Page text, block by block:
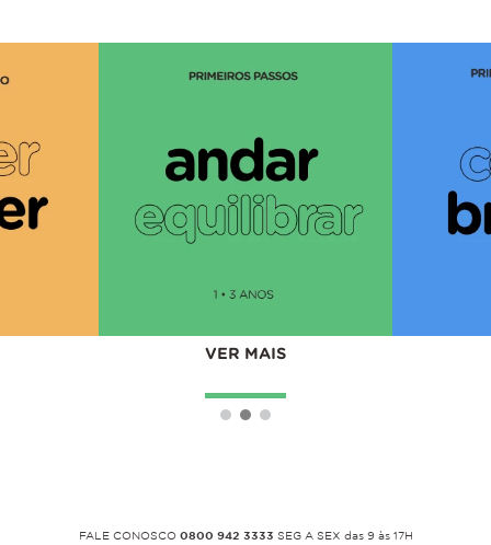
VER MAIS
FALE CONOSCO 0800 942 3333 SEG A SEX das 9 às 17H